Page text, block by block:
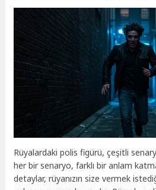
Rüyalardaki polis figürü, çeşitli
her bir senaryo, farklı bir anlam
detaylar, rüyanızın size vermek